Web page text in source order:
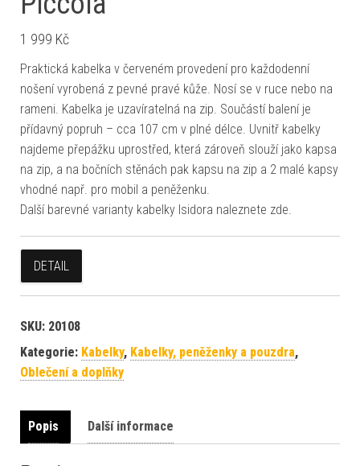
1 999 Kč
Praktická kabelka v červeném provedení pro každodenní
nošení vyrobená z pevné pravé kůže. Nosí se v ruce nebo na
rameni. Kabelka je uzavíratelná na zip. Součástí balení je
přídavný popruh – cca 107 cm v plné délce. Uvnitř kabelky
najdeme přepážku uprostřed, která zároveň slouží jako kapsa
na zip, a na bočních stěnách pak kapsu na zip a 2 malé kapsy
vhodné např. pro mobil a peněženku.
Další barevné varianty kabelky Isidora naleznete zde.
DETAIL
SKU: 20108
Kategorie: Kabelky, Kabelky, peněženky a pouzdra,
Oblečení a doplňky
Popis Další informace